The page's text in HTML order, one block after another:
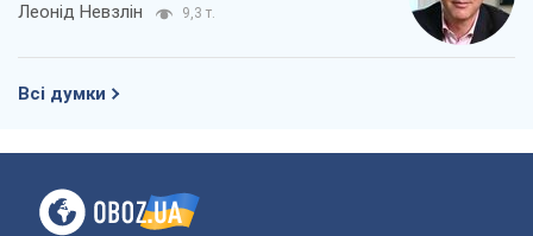
Леонід Невзлін 9,3 т.
Всі думки